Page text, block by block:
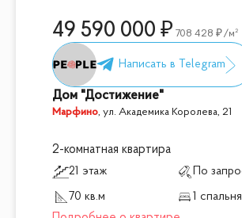
49 590 000 708 428 /м²
Дом "Достижение"
Марфино,ул. Академика Королева, 21
2-комнатная квартира
21 этаж
По
70 кв.м
1 спальня